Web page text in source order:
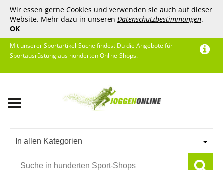
Wir essen gerne Cookies und verwenden sie auch auf dieser
Website. Mehr dazu in unseren Datenschutzbestimmungen.
OK
Mit unserer Sportartikel-Suche findest Du die Angebote für
Sportausrüstung aus hunderten Online-Shops.
In allen Kategorien